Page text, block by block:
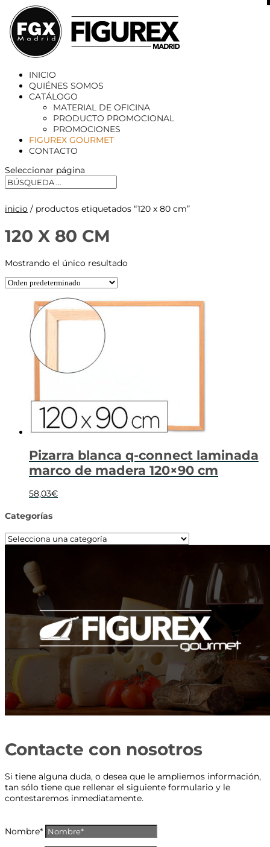
INICIO
QUIÉNES SOMOS
CATÁLOGO
MATERIAL DE OFICINA
PRODUCTO PROMOCIONAL
PROMOCIONES
FIGUREX GOURMET
CONTACTO
Seleccionar página
inicio / productos etiquetados “120 x 80 cm”
120 X 80 CM
Mostrando el único resultado
Pizarra blanca q-connect laminada
marco de madera 120×90 cm
58,03€
Categorías
Contacte con nosotros
Si tiene alguna duda, o desea que le ampliemos información,
tan sólo tiene que rellenar el siguiente formulario y le
contestaremos inmediatamente.
Nombre*